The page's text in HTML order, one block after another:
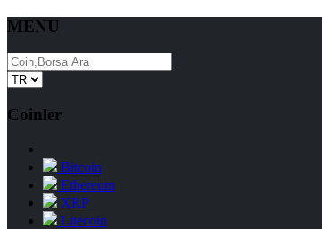
MENU
Coinler
Bitcoin
Ethereum
XRP
Litecoin